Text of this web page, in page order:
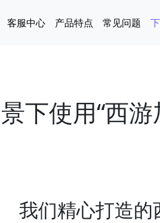
客服中心 产品特点 常见问题
下使用“西
我们精心打造的